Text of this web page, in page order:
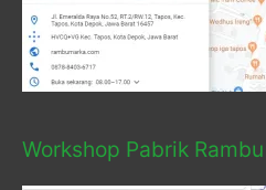
Workshop Pabrik Rambu